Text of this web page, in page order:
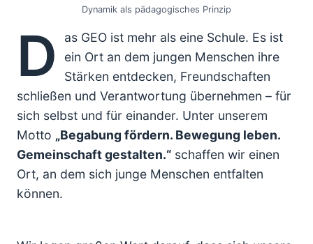
Dynamik als pädagogisches Prinzip
D
as GEO ist mehr als eine Schule. Es ist
ein Ort an dem jungen Menschen ihre
Stärken entdecken, Freundschaften
schließen und Verantwortung übernehmen – für
sich selbst und für einander. Unter unserem
Motto „Begabung fördern. Bewegung leben.
Gemeinschaft gestalten.“ schaffen wir einen
Ort, an dem sich junge Menschen entfalten
können.